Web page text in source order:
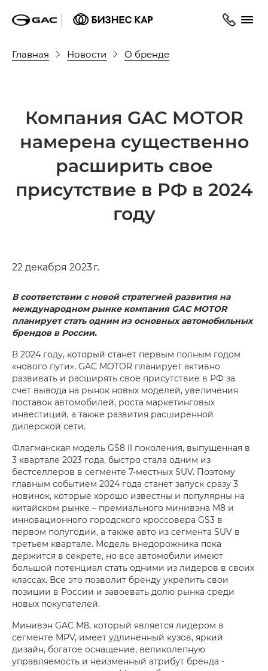
Главная Новости О бренде
Компания GAC MOTOR
намерена существенно
расширить свое
присутствие в РФ в 2024
году
22 декабря 2023 г.
В соответствии с новой стратегией развития на
международном рынке компания GAC MOTOR
планирует стать одним из основных автомобильных
брендов в России.
В 2024 году, который станет первым полным годом
«нового пути», GAC MOTOR планирует активно
развивать и расширять свое присутствие в РФ за
счет вывода на рынок новых моделей, увеличения
поставок автомобилей, роста маркетинговых
инвестиций, а также развития расширенной
дилерской сети.
Флагманская модель GS8 II поколения, выпущенная в
3 квартале 2023 года, быстро стала одним из
бестселлеров в сегменте 7-местных SUV. Поэтому
главным событием 2024 года станет запуск сразу 3
новинок, которые хорошо известны и популярны на
китайском рынке – премиального минивэна M8 и
инновационного городского кроссовера GS3 в
первом полугодии, а также авто из сегмента SUV в
третьем квартале. Модель внедорожника пока
держится в секрете, но все автомобили имеют
большой потенциал стать одними из лидеров в своих
классах. Все это позволит бренду укрепить свои
позиции в России и завоевать долю рынка среди
новых покупателей.
Минивэн GAC M8, который является лидером в
сегменте MPV, имеет удлиненный кузов, яркий
дизайн, богатое оснащение, великолепную
управляемость и неизменный атрибут бренда -